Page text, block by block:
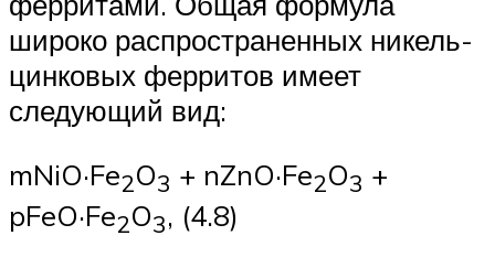
широко распространенных никель-
цинковых ферритов имеет
следующий вид:
mNiO·Fe2O3 + nZnO·Fe2O3 +
pFeO·Fe2O3, (4.8)